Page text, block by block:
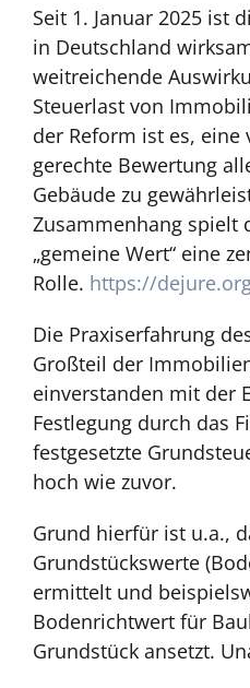
Seit 1. Januar 2025 ist
in Deutschland
weitreichende
Steuerlast von
der Reform ist es,
gerechte Bewertung
Gebäude zu
Zusammenhang spielt
„gemeine Wert“ eine
Rolle. https://
Die Praxiserfahrung
Großteil der
einverstanden mit der
Festlegung durch das
festgesetzte
hoch wie zuvor.
Grund hierfür ist u.a.,
Grundstückswerte
ermittelt und
Bodenrichtwert für
Grundstück ansetzt.